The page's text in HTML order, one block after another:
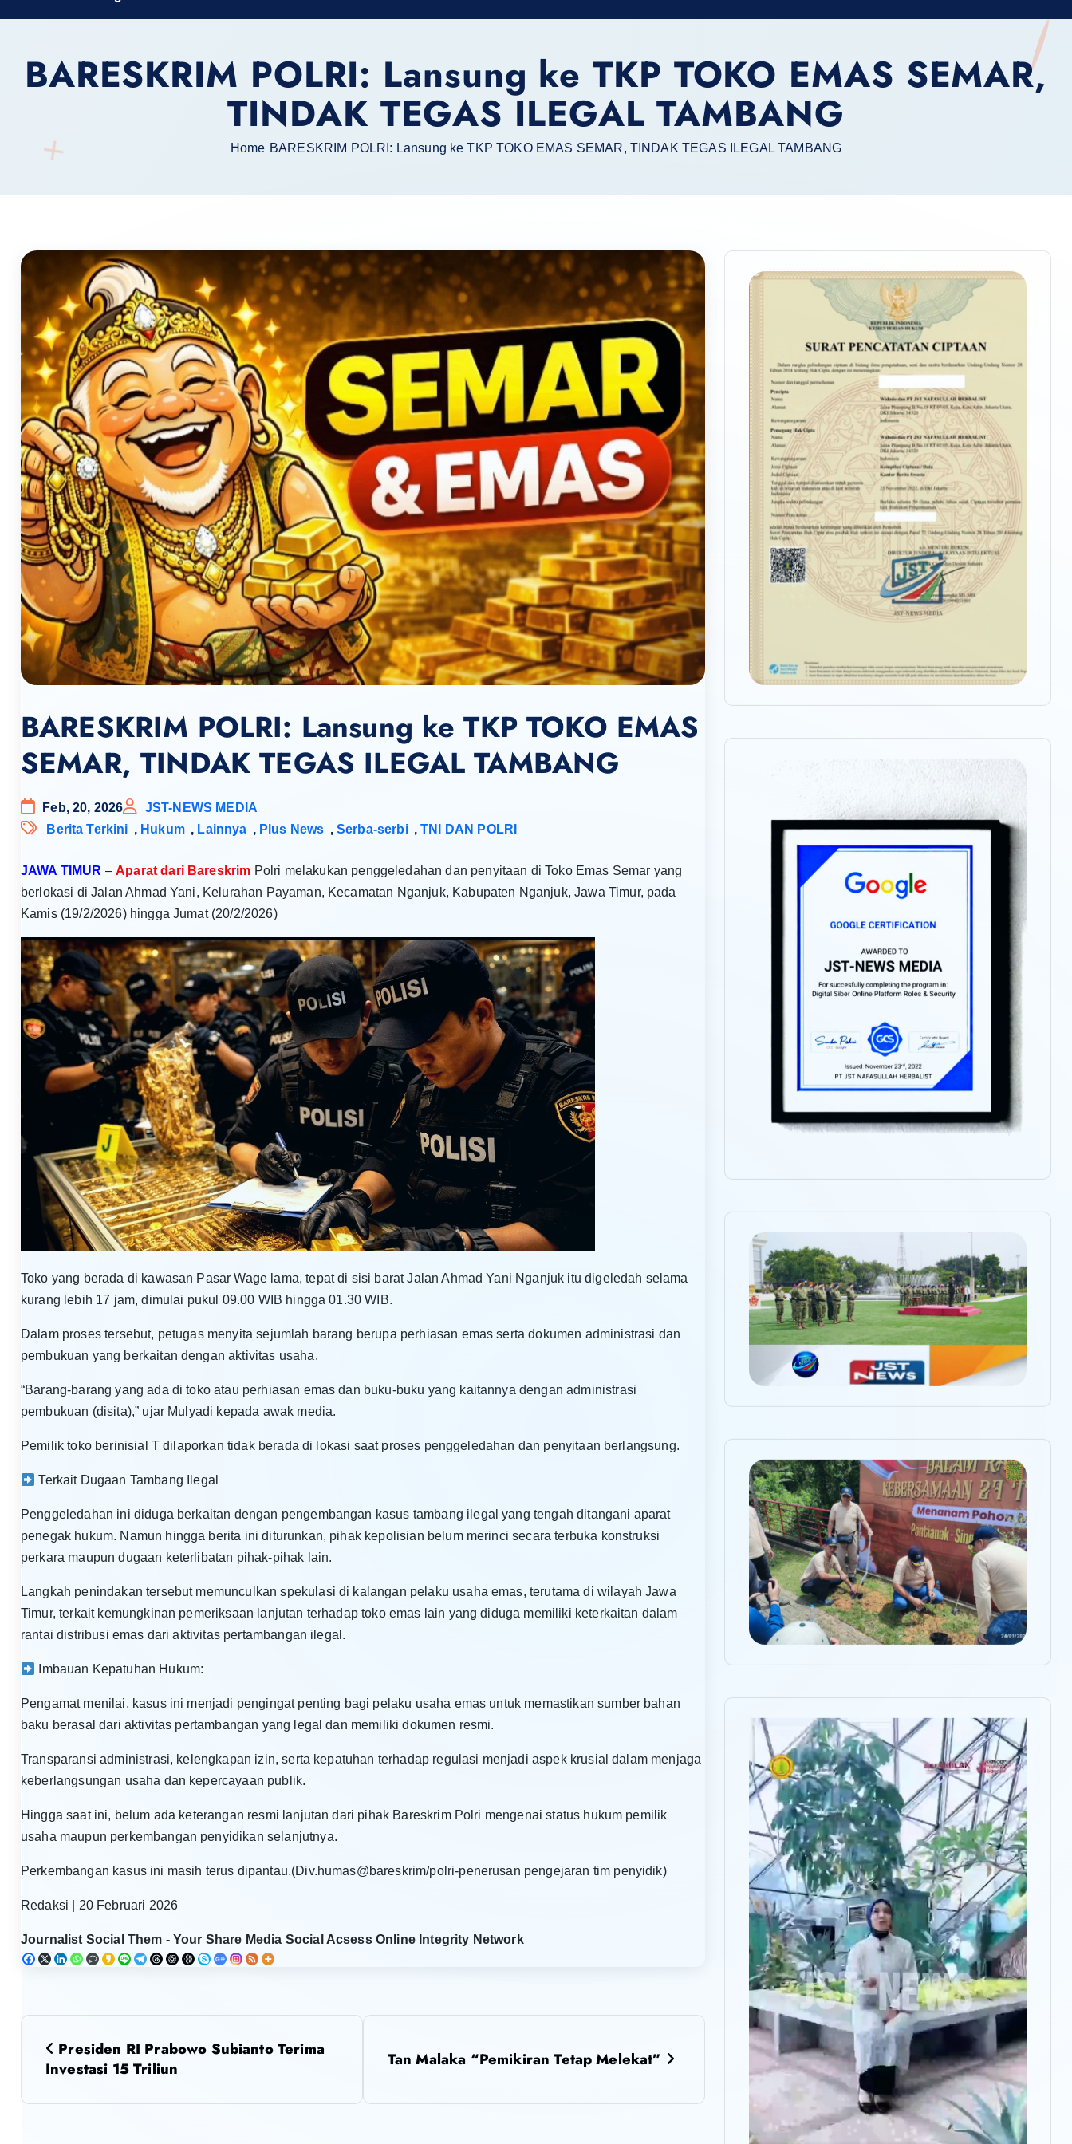
o
:
BARESKRIM POLRI: Lansung ke TKP TOKO EMAS SEMAR,
TINDAK TEGAS ILEGAL TAMBANG
Home BARESKRIM POLRI: Lansung ke TKP TOKO EMAS SEMAR, TINDAK TEGAS ILEGAL TAMBANG
BARESKRIM POLRI: Lansung ke TKP TOKO EMAS
SEMAR, TINDAK TEGAS ILEGAL TAMBANG
Feb, 20, 2026
JST-NEWS MEDIA
Berita Terkini , Hukum , Lainnya , Plus News , Serba-serbi ,TNI DAN POLRI
JAWA TIMUR –Aparat dari Bareskrim Polri melakukan penggeledahan dan penyitaan di Toko Emas Semar yang
berlokasi di Jalan Ahmad Yani, Kelurahan Payaman, Kecamatan Nganjuk, Kabupaten Nganjuk, Jawa Timur, pada
Kamis (19/2/2026) hingga Jumat (20/2/2026)
Toko yang berada di kawasan Pasar Wage lama, tepat di sisi barat Jalan Ahmad Yani Nganjuk itu digeledah selama
kurang lebih 17 jam, dimulai pukul 09.00 WIB hingga 01.30 WIB.
Dalam proses tersebut, petugas menyita sejumlah barang berupa perhiasan emas serta dokumen administrasi dan
pembukuan yang berkaitan dengan aktivitas usaha.
“Barang-barang yang ada di toko atau perhiasan emas dan buku-buku yang kaitannya dengan administrasi
pembukuan (disita),” ujar Mulyadi kepada awak media.
Pemilik toko berinisial T dilaporkan tidak berada di lokasi saat proses penggeledahan dan penyitaan berlangsung.
Terkait Dugaan Tambang Ilegal
Penggeledahan ini diduga berkaitan dengan pengembangan kasus tambang ilegal yang tengah ditangani aparat
penegak hukum. Namun hingga berita ini diturunkan, pihak kepolisian belum merinci secara terbuka konstruksi
perkara maupun dugaan keterlibatan pihak-pihak lain.
Langkah penindakan tersebut memunculkan spekulasi di kalangan pelaku usaha emas, terutama di wilayah Jawa
Timur, terkait kemungkinan pemeriksaan lanjutan terhadap toko emas lain yang diduga memiliki keterkaitan dalam
rantai distribusi emas dari aktivitas pertambangan ilegal.
Imbauan Kepatuhan Hukum:
Pengamat menilai, kasus ini menjadi pengingat penting bagi pelaku usaha emas untuk memastikan sumber bahan
baku berasal dari aktivitas pertambangan yang legal dan memiliki dokumen resmi.
Transparansi administrasi, kelengkapan izin, serta kepatuhan terhadap regulasi menjadi aspek krusial dalam menjaga
keberlangsungan usaha dan kepercayaan publik.
Hingga saat ini, belum ada keterangan resmi lanjutan dari pihak Bareskrim Polri mengenai status hukum pemilik
usaha maupun perkembangan penyidikan selanjutnya.
Perkembangan kasus ini masih terus dipantau.(Div.humas@bareskrim/polri-penerusan pengejaran tim penyidik)
Redaksi | 20 Februari 2026
Journalist Social Them - Your Share Media Social Acsess Online Integrity Network
N Presiden RI Prabowo Subianto Terima
Investasi 15 Triliun
Tan Malaka “Pemikiran Tetap Melekat”